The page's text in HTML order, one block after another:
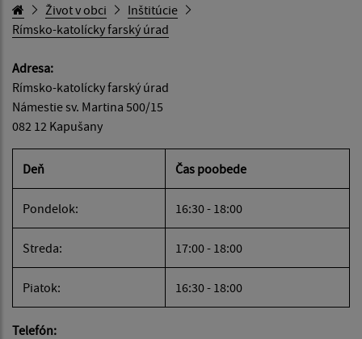
Život v obci
Inštitúcie
Rímsko-katolícky farský úrad
Adresa:
Rímsko-katolícky farský úrad
Námestie sv. Martina 500/15
082 12 Kapušany
Deň Čas poobede
Pondelok: 16:30 - 18:00
Streda: 17:00 - 18:00
Piatok: 16:30 - 18:00
Telefón: